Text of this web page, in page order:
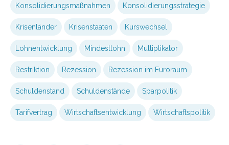
Konsolidierungsmaßnahmen Konsolidierungsstrategie
Krisenländer Krisenstaaten Kurswechsel
Lohnentwicklung Mindestlohn Multiplikator
Restriktion Rezession Rezession im Euroraum
Schuldenstand Schuldenstände Sparpolitik
Tarifvertrag Wirtschaftsentwicklung Wirtschaftspolitik